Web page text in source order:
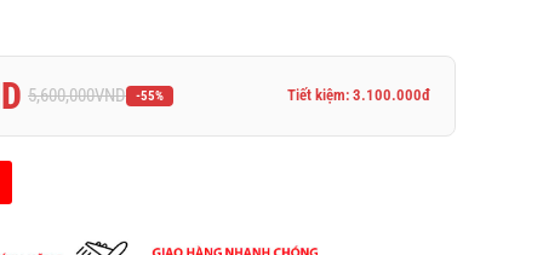
5,600,000VND -55% Tiết kiệm: 3.100.000đ